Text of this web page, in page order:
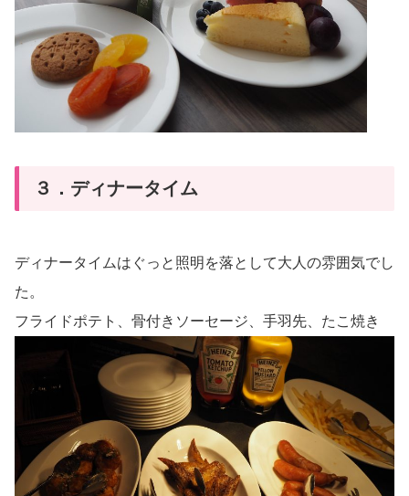
３．ディナータイム
ディナータイムはぐっと照明を落として大人の雰囲気でし
た。
フライドポテト、骨付きソーセージ、手羽先、たこ焼き